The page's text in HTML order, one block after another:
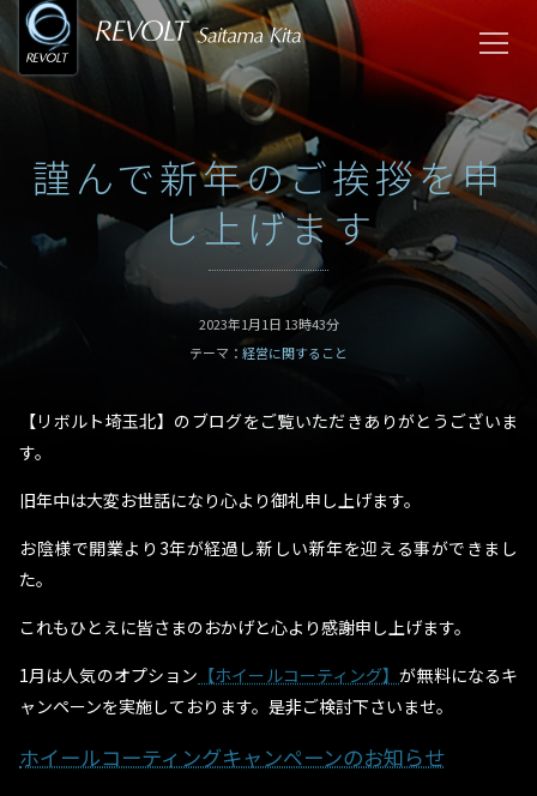
謹んで新年のご挨拶を申
し上げます
2023年1月1日 13時43分
テーマ： 経営に関すること
【リボルト埼玉北】のブログをご覧いただきありがとうございま
す。
旧年中は大変お世話になり心より御礼申し上げます。
お陰様で開業より3年が経過し新しい新年を迎える事ができまし
た。
これもひとえに皆さまのおかげと心より感謝申し上げます。
1月は人気のオプション 【ホイールコーティング】が無料になるキ
ャンペーンを実施しております。是非ご検討下さいませ。
ホイールコーティングキャンペーンのお知らせ